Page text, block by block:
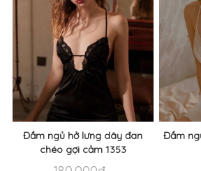
Đầm ngủ hở lưng dây đan
chéo gợi cảm 1353
Đầm